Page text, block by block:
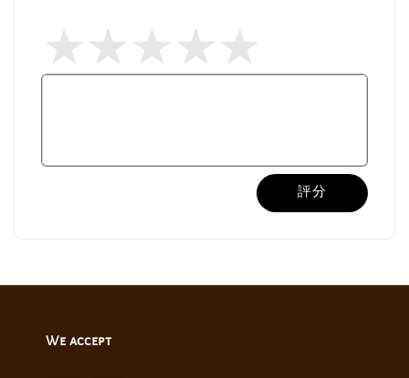
評分
We accept